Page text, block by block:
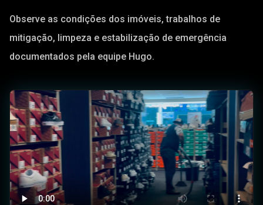
Observe as condições dos imóveis, trabalhos de
mitigação, limpeza e estabilização de emergência
documentados pela equipe Hugo.